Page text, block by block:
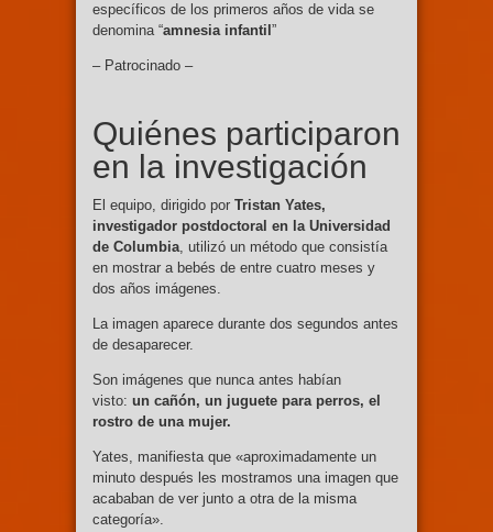
específicos de los primeros años de vida se
denomina “amnesia infantil ”
– Patrocinado –
Quiénes participaron
en la investigación
El equipo, dirigido por Tristan Yates,
investigador postdoctoral en la Universidad
de Columbia, utilizó un método que consistía
en mostrar a bebés de entre cuatro meses y
dos años imágenes.
La imagen aparece durante dos segundos antes
de desaparecer.
Son imágenes que nunca antes habían
visto: un cañón, un juguete para perros, el
rostro de una mujer.
Yates, manifiesta que «aproximadamente un
minuto después les mostramos una imagen que
acababan de ver junto a otra de la misma
categoría».